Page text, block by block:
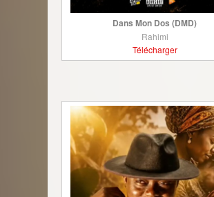
Dans Mon Dos (DMD)
Rahimi
Télécharger